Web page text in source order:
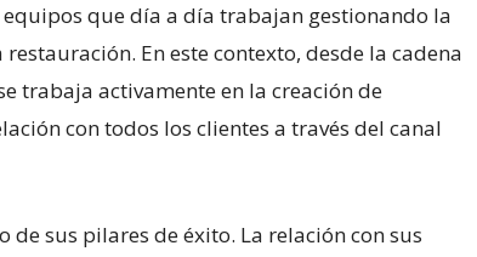
que día a día trabajan gestionando la
En este contexto, desde la cadena
trabaja activamente en la creación de
con todos los clientes a través del canal
sus pilares de éxito. La relación con sus